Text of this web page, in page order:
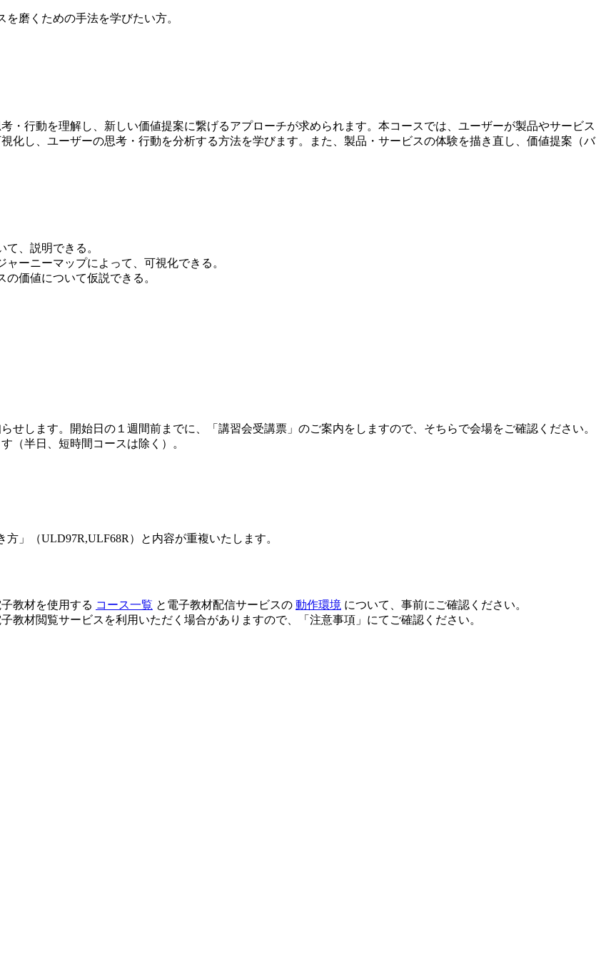
磨くための手法を学びたい方。
・行動を理解し、新しい価値提案に繋げるアプローチが求められます。本コースでは、ユーザーが製品やサービス
化し、ユーザーの思考・行動を分析する方法を学びます。また、製品・サービスの体験を描き直し、価値提案（バ
、説明できる。
ーニーマップによって、可視化できる。
価値について仮説できる。
せします。開始日の１週間前までに、「講習会受講票」のご案内をしますので、そちらで会場をご確認ください。
（半日、短時間コースは除く）。
」（ULD97R,ULF68R）と内容が重複いたします。
教材を使用する コース一覧 と電子教材配信サービスの 動作環境 について、事前にご確認ください。
材閲覧サービスを利用いただく場合がありますので、「注意事項」にてご確認ください。